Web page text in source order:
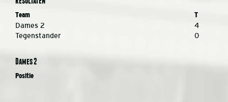
Team T
Dames 2
4
Tegenstander
0
Dames 2
Positie